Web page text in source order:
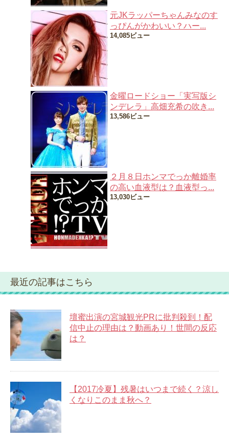
元JKラッパーちゃんみなのす
っぴんがかわいい？ハー...
14,085ビュー
金曜ロードショー「実写版シ
ンデレラ」高畑充希の吹き...
13,586ビュー
２月８日ホンマでっか離婚率
の高い血液型は？血液型っ...
13,030ビュー
最近の記事はこちら
壇蜜出演の宮城観光PRに批判殺到！配
信中止の理由は？動画あり！世間の反応
は？
【2017冷夏】残暑はいつまで続く？涼し
くなりこのまま秋へ？